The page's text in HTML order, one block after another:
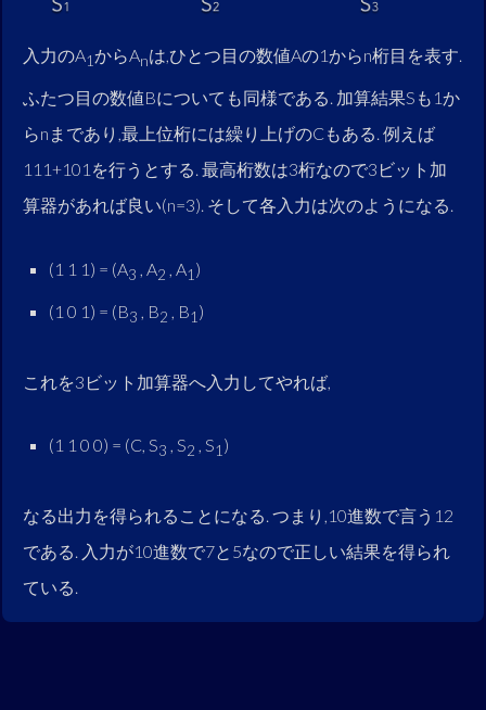
入力のA1からAnは,ひとつ目の数値Aの1からn桁目を表す.
ふたつ目の数値Bについても同様である. 加算結果Sも1か
らnまであり,最上位桁には繰り上げのCもある. 例えば
111+101を行うとする. 最高桁数は3桁なので3ビット加
算器があれば良い(n=3). そして各入力は次のようになる.
(1 1 1) = (A3 , A2 , A1 )
(1 0 1) = (B3 , B2 , B1 )
これを3ビット加算器へ入力してやれば,
(1 1 0 0) = (C, S3 , S2 , S1)
なる出力を得られることになる. つまり,10進数で言う12
である. 入力が10進数で7と5なので正しい結果を得られ
ている.